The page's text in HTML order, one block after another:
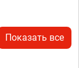
Показать все